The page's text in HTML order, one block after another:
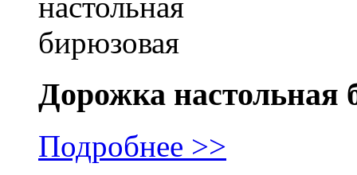
Дорожка настольная
Подробнее >>